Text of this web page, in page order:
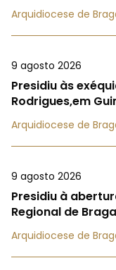
Arquidiocese de
9 agosto 2026
Presidiu às
Rodrigues,em
Arquidiocese de
9 agosto 2026
Presidiu à
Regional de
Arquidiocese de